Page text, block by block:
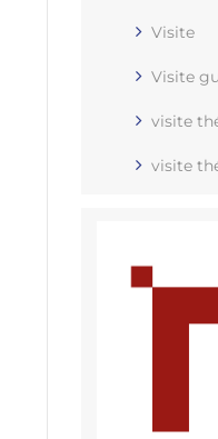
Visite
Visite
visite
visite